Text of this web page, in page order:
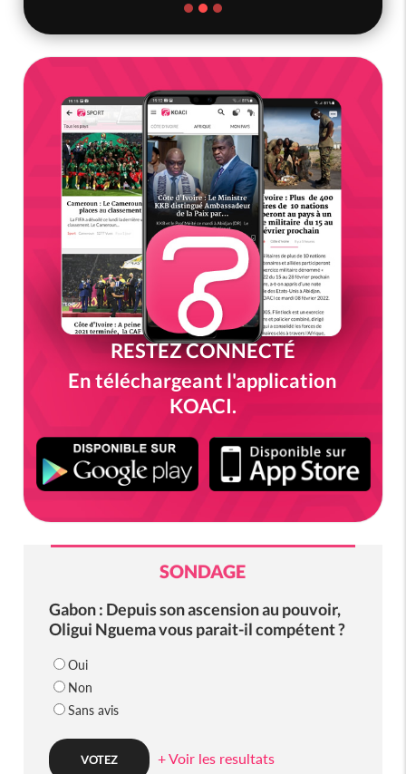
RESTEZ CONNECTÉ
En téléchargeant l'application
KOACI.
SONDAGE
Gabon : Depuis son ascension au pouvoir,
Oligui Nguema vous parait-il compétent ?
Oui
Non
Sans avis
+ Voir les resultats